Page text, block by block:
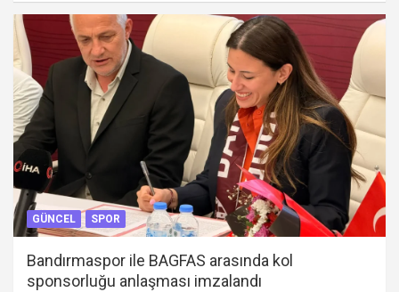
GÜNCEL SPOR
Bandırmaspor ile BAGFAS arasında kol
sponsorluğu anlaşması imzalandı